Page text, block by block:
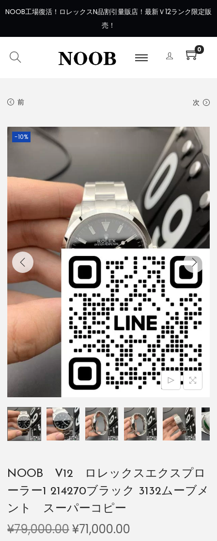
NOOB工場復活 ！ ロレックスN品割引量販店！最新Ｖ12ランク限定販
売！
0
前 次
-10%
NOOB V12 ロレックスエクスプロ
ーラー1 214270ブラック 3132ムーブメ
ント スーパーコピー
¥79,000.00¥71,000.00